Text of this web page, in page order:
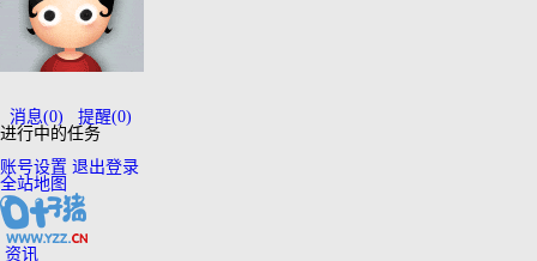
消息(0) 提醒(0)
进行中的任务
账号设置 退出登录
全站地图
资讯